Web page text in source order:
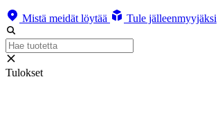
Mistä meidät löytää Tule jälleenmyyjäksi
Tulokset